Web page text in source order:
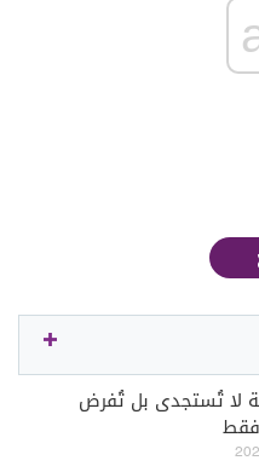
لا تُستجدى بل تُفرض
فقط